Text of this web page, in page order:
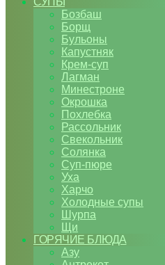
Бозбаш
Борщ
Бульоны
Капустняк
Крем-суп
Лагман
Минестроне
Окрошка
Похлебка
Рассольник
Свекольник
Солянка
Суп-пюре
Уха
Харчо
Холодные супы
Шурпа
Щи
ГОРЯЧИЕ БЛЮДА
Азу